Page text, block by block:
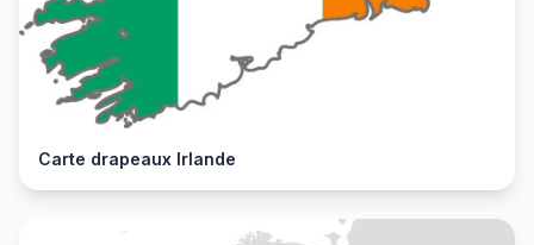
Carte drapeaux Irlande